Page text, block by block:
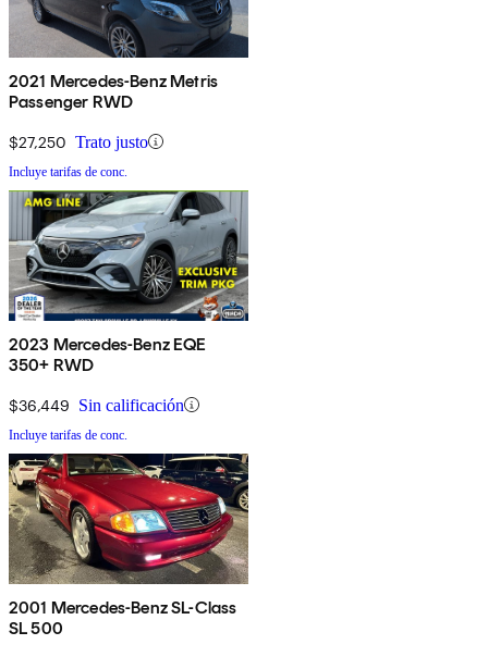
2021 Mercedes-Benz Metris
Passenger RWD
$27,250 Trato justo
Incluye tarifas de conc.
2023 Mercedes-Benz EQE
350+ RWD
$36,449 Sin calificación
Incluye tarifas de conc.
2001 Mercedes-Benz SL-Class
SL 500